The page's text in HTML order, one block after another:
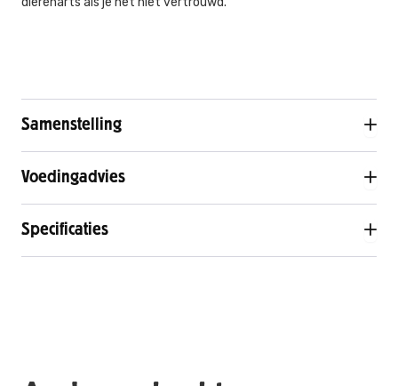
Samenstelling
Voedingadvies
Specificaties